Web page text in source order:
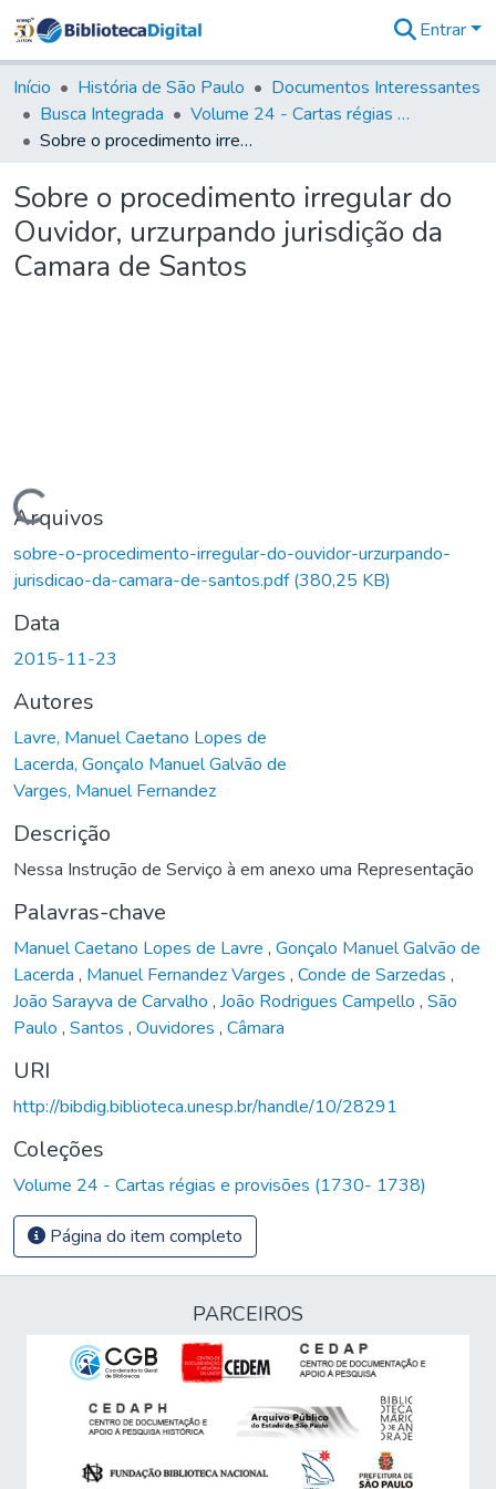
&
Coleções
Tudo na
Biblioteca
Estatísticas
Entrar
Início História de São Paulo
Documentos Interessantes
Busca Integrada
Volume 24 - Cartas régias e provisões (1730- 1738)
Sobre o procedimento irregular do Ouvidor, urzurpando jurisdição da Camara de Santos
Sobre o procedimento irregular do
Ouvidor, urzurpando jurisdição da
Camara de Santos
Carregando...
Arquivos
sobre-o-procedimento-irregular-do-ouvidor-urzurpando-
jurisdicao-da-camara-de-santos.pdf(380,25 KB)
Data
2015-11-23
Autores
Lavre, Manuel Caetano Lopes de
Lacerda, Gonçalo Manuel Galvão de
Varges, Manuel Fernandez
Descrição
Nessa Instrução de Serviço à em anexo uma Representação
Palavras-chave
Manuel Caetano Lopes de Lavre , Gonçalo Manuel Galvão de
Lacerda , Manuel Fernandez Varges , Conde de Sarzedas ,
João Sarayva de Carvalho , João Rodrigues Campello , São
Paulo , Santos , Ouvidores , Câmara
URI
http://bibdig.biblioteca.unesp.br/handle/10/28291
Coleções
Volume 24 - Cartas régias e provisões (1730- 1738)
Página do item completo
PARCEIROS